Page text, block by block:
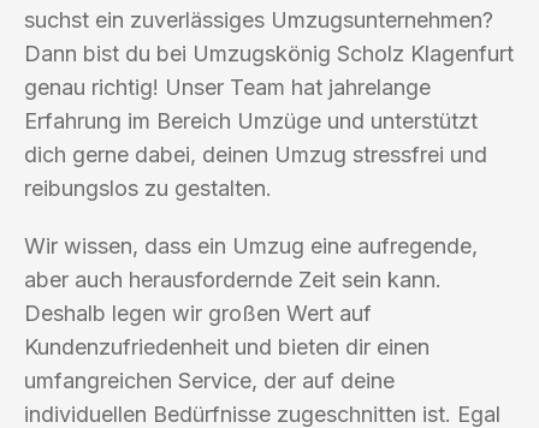
suchst ein zuverlässiges Umzugsunternehmen?
Dann bist du bei Umzugskönig Scholz Klagenfurt
genau richtig! Unser Team hat jahrelange
Erfahrung im Bereich Umzüge und unterstützt
dich gerne dabei, deinen Umzug stressfrei und
reibungslos zu gestalten.
Wir wissen, dass ein Umzug eine aufregende,
aber auch herausfordernde Zeit sein kann.
Deshalb legen wir großen Wert auf
Kundenzufriedenheit und bieten dir einen
umfangreichen Service, der auf deine
individuellen Bedürfnisse zugeschnitten ist. Egal